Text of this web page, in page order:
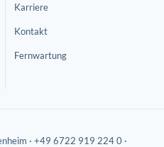
Karriere
Kontakt
Fernwartung
· +49 6722 919 224 0 ·